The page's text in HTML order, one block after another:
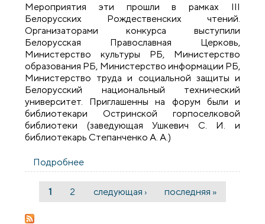
Мероприятия эти прошли в рамках III
Белорусских Рождественских чтений.
Организаторами конкурса выступили
Белорусская Православная Церковь,
Министерство культуры РБ, Министерство
образования РБ, Министерство информации РБ,
Министерство труда и социальной защиты и
Белорусский национальный технический
университет. Приглашенны на форум были и
библиотекари Остринской горпоселковой
библиотеки (заведующая Ушкевич С. И. и
библиотекарь Степанченко А. А.)
Подробнее
Острино с приходом Преображения
Страницы
1 2 следующая › последняя »